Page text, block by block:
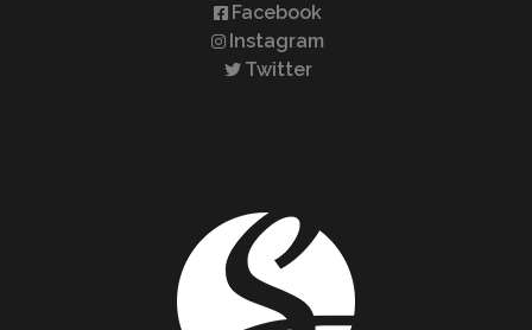
Facebook
Instagram
Twitter